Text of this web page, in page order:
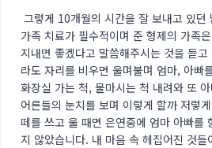
그렇게 10개월의 시간을 잘 보내고 있
가족 치료가 필수적이며 준 형제의 가족
지내면 좋겠다고 말씀해주시는 것을 듣
라도 자리를 비우면 울며불며 엄마, 아빠
화장실 가는 척, 물마시는 척 내려와 또
어른들의 눈치를 보며 이렇게 할까 저렇
떼를 쓰고 울 때면 은연중에 엄마 아빠를
지 않았습니다. 내 마음 속 헤집어진 것